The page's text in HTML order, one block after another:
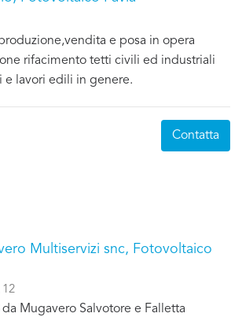
e posa in opera
rifacimento tetti civili ed industriali
e lavori edili in genere.
Multiservizi snc, Fotovoltaico
12
Mugavero Salvotore e Falletta
Contatta